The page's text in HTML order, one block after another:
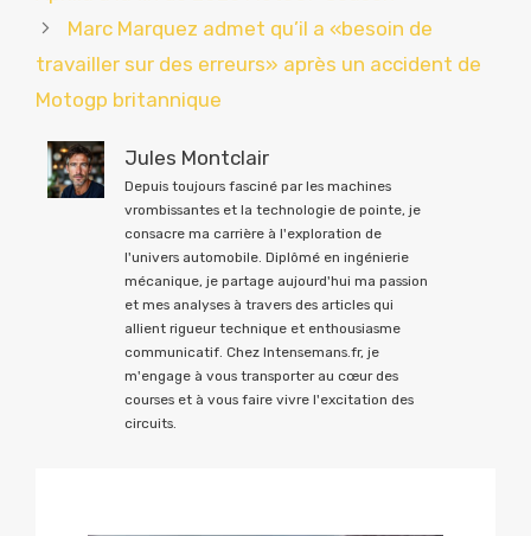
Marc Marquez admet qu’il a «besoin de
travailler sur des erreurs» après un accident de
Motogp britannique
Jules Montclair
Depuis toujours fasciné par les machines
vrombissantes et la technologie de pointe, je
consacre ma carrière à l'exploration de
l'univers automobile. Diplômé en ingénierie
mécanique, je partage aujourd'hui ma passion
et mes analyses à travers des articles qui
allient rigueur technique et enthousiasme
communicatif. Chez Intensemans.fr, je
m'engage à vous transporter au cœur des
courses et à vous faire vivre l'excitation des
circuits.